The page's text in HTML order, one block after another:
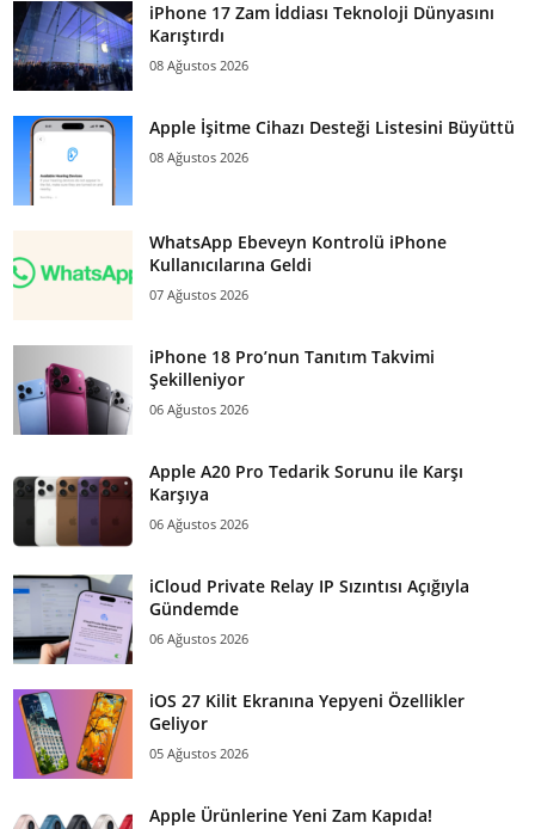
iPhone 17 Zam İddiası Teknoloji Dünyasını
Karıştırdı
08 Ağustos 2026
Apple İşitme Cihazı Desteği Listesini Büyüttü
08 Ağustos 2026
WhatsApp Ebeveyn Kontrolü iPhone
Kullanıcılarına Geldi
07 Ağustos 2026
iPhone 18 Pro’nun Tanıtım Takvimi
Şekilleniyor
06 Ağustos 2026
Apple A20 Pro Tedarik Sorunu ile Karşı
Karşıya
06 Ağustos 2026
iCloud Private Relay IP Sızıntısı Açığıyla
Gündemde
06 Ağustos 2026
iOS 27 Kilit Ekranına Yepyeni Özellikler
Geliyor
05 Ağustos 2026
Apple Ürünlerine Yeni Zam Kapıda!